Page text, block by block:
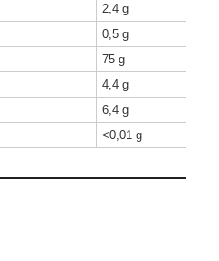
2,4 g
0,5 g
75 g
4,4 g
6,4 g
<0,01 g